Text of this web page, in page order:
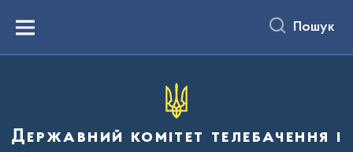
вмістуMenu Пошук
Державний комітет телебачення і